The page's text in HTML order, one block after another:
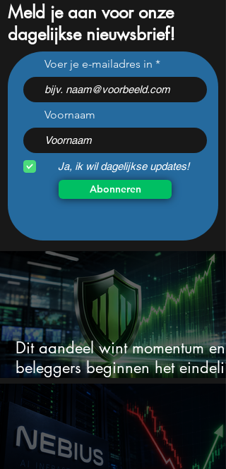
Novo Nordisk en OpenAI:
slimme zet of te late AI-
aankondiging?
Meld je aan voor onze
dagelijkse nieuwsbrief!
Voer je e-mailadres in
Voornaam
Ja, ik wil dagelijkse updates!
Abonneren
Dit aandeel wint momentum en
beleggers beginnen het eindelijk
te zien